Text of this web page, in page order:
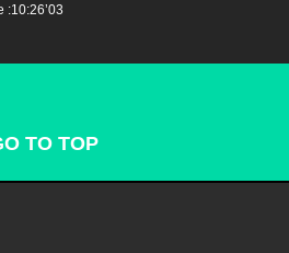
:10:26’03
TO TOP